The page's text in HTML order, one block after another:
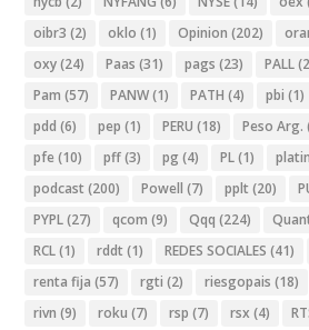
oibr3 (2) oklo (1) Opinion (202)
oxy(24) Paas (31) pags (23) PALL
Pam (57) PANW(1) PATH (4) pbi (1)
pdd (6) pep (1) PERU (18) Peso Arg.
pfe (10) pff(3) pg (4) PL(1)
podcast (200) Powell (7) pplt (20)
PYPL(27) qcom (9) Qqq (224)
RCL(1) rddt (1) REDES SOCIALES (41)
renta fija (57) rgti (2) riesgopais (18)
rivn (9) roku (7) rsp (7) rsx (4)